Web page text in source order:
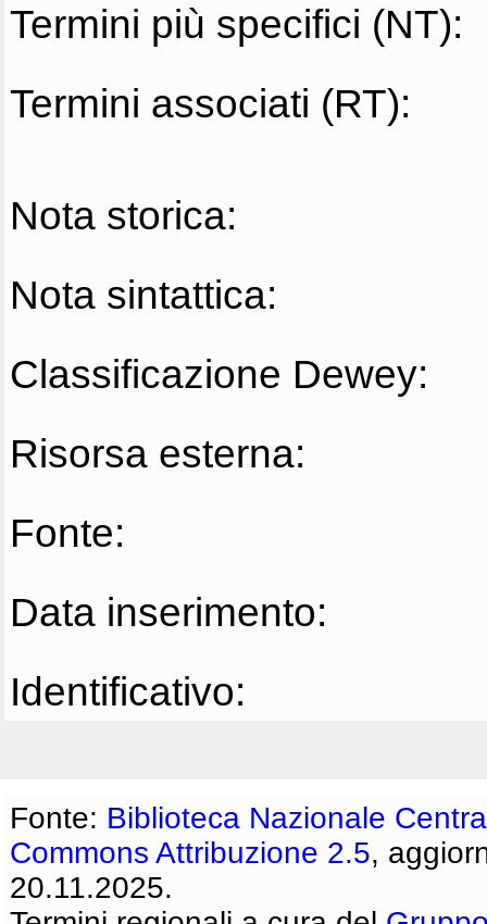
Termini più specifici (NT):
Termini associati (RT):
Nota storica:
Nota sintattica:
Classificazione Dewey:
Risorsa esterna:
Fonte:
Data inserimento:
Identificativo:
Fonte: Biblioteca Nazionale
Commons Attribuzione 2.5,
20.11.2025.